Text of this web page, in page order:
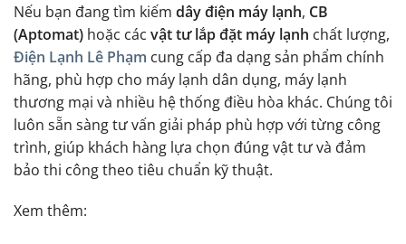
Nếu bạn đang tìm kiếm dây điện máy lạnh, CB
(Aptomat) hoặc các vật tư lắp đặt máy lạnh chất lượng,
Điện Lạnh Lê Phạm cung cấp đa dạng sản phẩm chính
hãng, phù hợp cho máy lạnh dân dụng, máy lạnh
thương mại và nhiều hệ thống điều hòa khác. Chúng tôi
luôn sẵn sàng tư vấn giải pháp phù hợp với từng công
trình, giúp khách hàng lựa chọn đúng vật tư và đảm
bảo thi công theo tiêu chuẩn kỹ thuật.
Xem thêm: